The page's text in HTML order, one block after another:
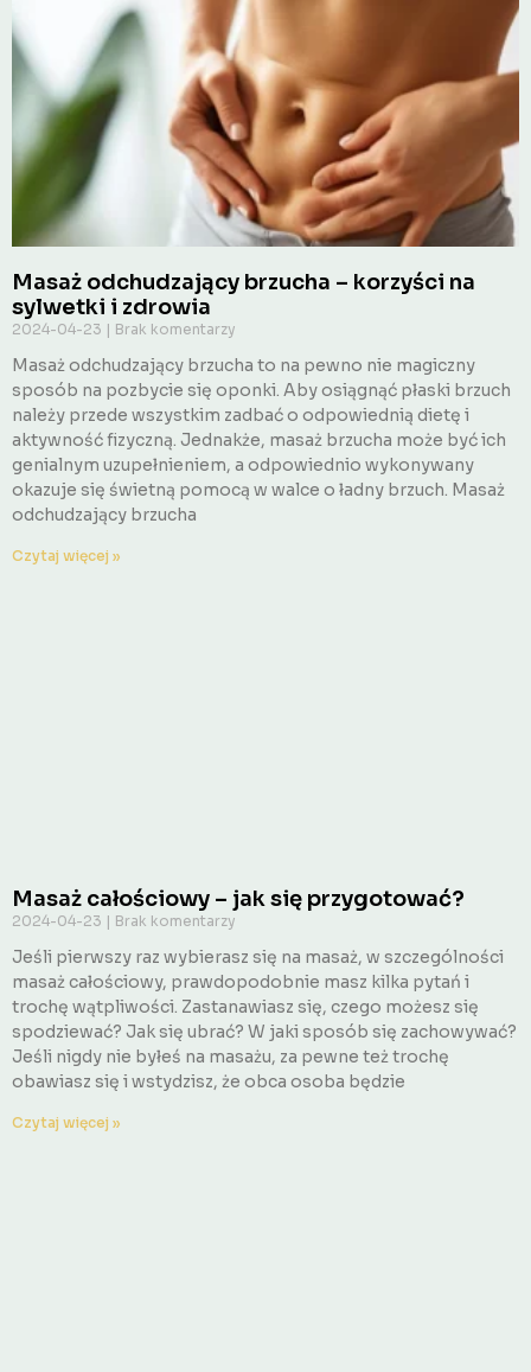
Masaż odchudzający brzucha – korzyści na
sylwetki i zdrowia
2024-04-23 Brak komentarzy
Masaż odchudzający brzucha to na pewno nie magiczny
sposób na pozbycie się oponki. Aby osiągnąć płaski brzuch
należy przede wszystkim zadbać o odpowiednią dietę i
aktywność fizyczną. Jednakże, masaż brzucha może być ich
genialnym uzupełnieniem, a odpowiednio wykonywany
okazuje się świetną pomocą w walce o ładny brzuch. Masaż
odchudzający brzucha
Czytaj więcej »
Masaż całościowy – jak się przygotować?
2024-04-23 Brak komentarzy
Jeśli pierwszy raz wybierasz się na masaż, w szczególności
masaż całościowy, prawdopodobnie masz kilka pytań i
trochę wątpliwości. Zastanawiasz się, czego możesz się
spodziewać? Jak się ubrać? W jaki sposób się zachowywać?
Jeśli nigdy nie byłeś na masażu, za pewne też trochę
obawiasz się i wstydzisz, że obca osoba będzie
Czytaj więcej »